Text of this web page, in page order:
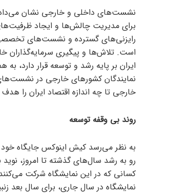
نشست‌های داخلی و خارجی نشان
برای مدیریت چالش‌ها و ایجاد
رایزنی‌های گسترده و نشست‌های تخصصی
است. تلاش‌ها و پیگیری سرمایه‌گذاران
ایران بر پایه رشد و توسعه قرار دارد،
نمایندگان کشور‌های خارجی در
خارجی تا چه اندازه اقتصاد ایران را هدف
روند بی وقفه توسعه
به نظر می‌رسد کیش اینوکس جایگاه خود
رو به رشد سال‌های گذشته تا امروز،
کسانی که در این نمایشگاه شرکت
نمایشگاه در سال جاری، برای سال بعد